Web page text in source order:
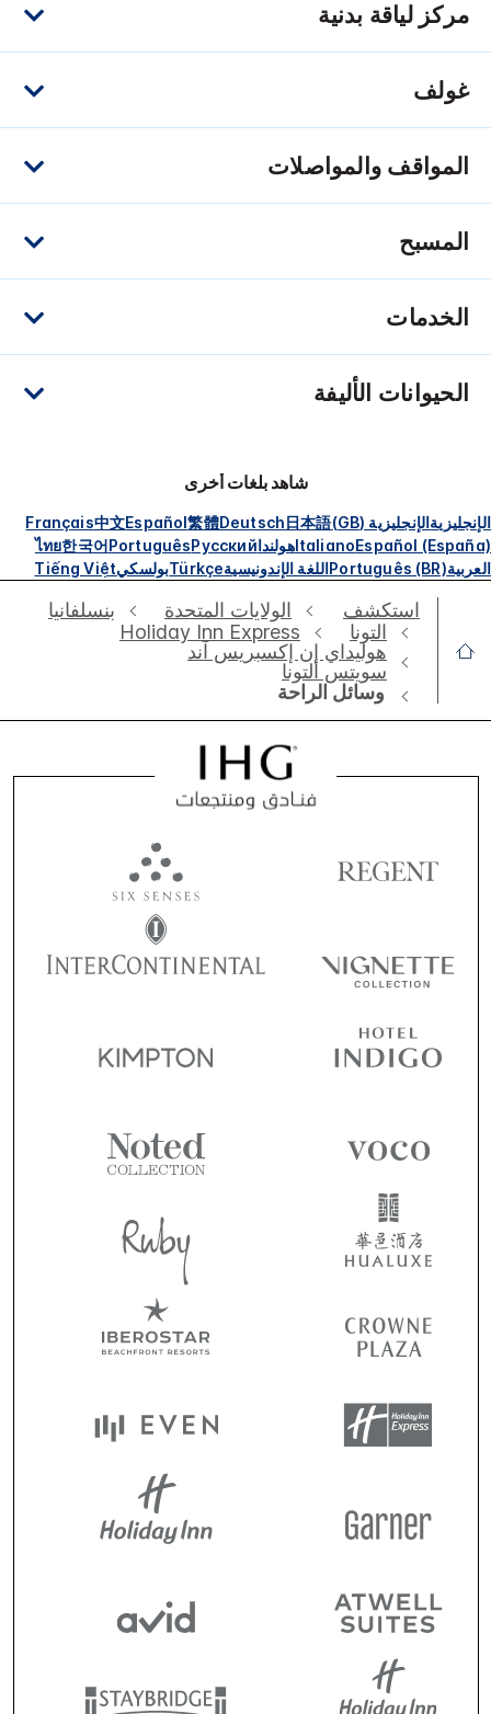
مركز لياقة بدنية
غولف
المواقف والمواصلات
المسبح
الخدمات
الحيوانات الأليفة
شاهد بلغات أخرى
الإنجليزيةالإنجليزية (GB) 日本語
Deutsch
繁體
Español
中文
Français
Español (España)
ItalianoهولنداРусский
Português
한국어
ไทย
العربيةPortuguês (BR)اللغة الإندونيسيةTürkçeبولسكيTiếng Việt
استكشف الولايات المتحدة
بنسلفانيا
التونا
Holiday Inn Express
هوليداي إن إكسبريس آند
سويتس ألتونا
وسائل الراحة